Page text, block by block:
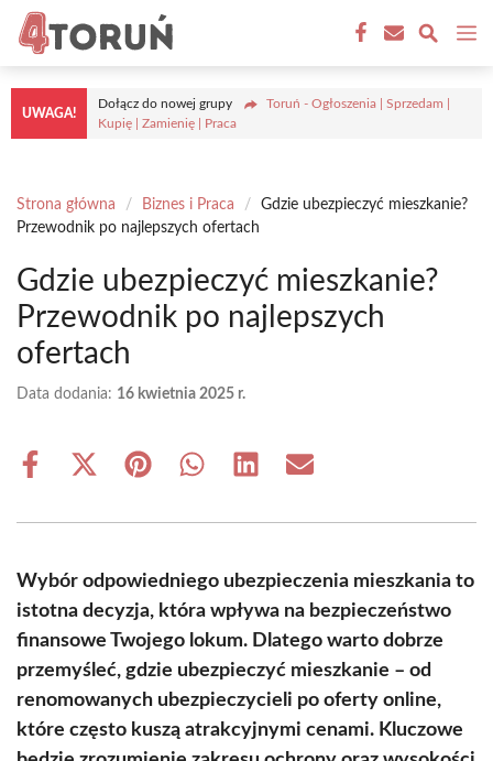
Przejdź
treści
UWAGA!
Dołącz do nowej grupy
Toruń - Ogłoszenia | Sprzedam |
Kupię | Zamienię | Praca
Strona główna / Biznes i Praca /
Gdzie ubezpieczyć mieszkanie?
Przewodnik po najlepszych ofertach
Gdzie ubezpieczyć mieszkanie?
Przewodnik po najlepszych
ofertach
Data dodania: 16 kwietnia 2025 r.
Share
Share
(Twitter)
Share Share Share Share
Wybór odpowiedniego ubezpieczenia mieszkania to
istotna decyzja, która wpływa na bezpieczeństwo
finansowe Twojego lokum. Dlatego warto dobrze
przemyśleć, gdzie ubezpieczyć mieszkanie – od
renomowanych ubezpieczycieli po oferty online,
które często kuszą atrakcyjnymi cenami. Kluczowe